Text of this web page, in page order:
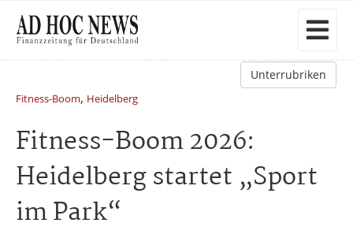
Unterrubriken
Fitness-Boom, Heidelberg
Fitness-Boom 2026:
Heidelberg startet „Sport
im Park“